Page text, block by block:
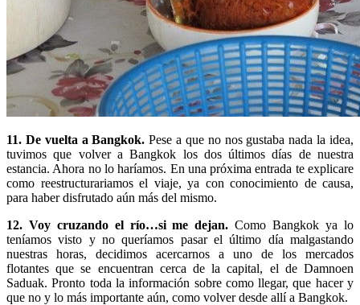
11. De vuelta a Bangkok.Pese a que no nos gustaba nada la idea,
tuvimos que volver a Bangkok los dos últimos días de nuestra
estancia. Ahora no lo haríamos. En una próxima entrada te explicare
como reestructurariamos el viaje, ya con conocimiento de causa,
para haber disfrutado aún más del mismo.
12. Voy cruzando el río…si me dejan.Como Bangkok ya lo
teníamos visto y no queríamos pasar el último día malgastando
nuestras horas, decidimos acercarnos a uno de los mercados
flotantes que se encuentran cerca de la capital, el de Damnoen
Saduak. Pronto toda la información sobre como llegar, que hacer y
que no y lo más importante aún, como volver desde allí a Bangkok.